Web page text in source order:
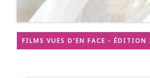
FILMS VUES D'EN FACE - ÉDITION